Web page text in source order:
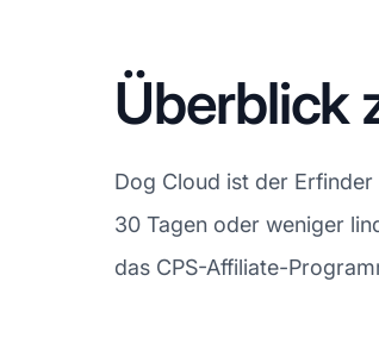
Überblick
Dog Cloud ist der
30 Tagen oder weniger
das CPS-Affiliate-